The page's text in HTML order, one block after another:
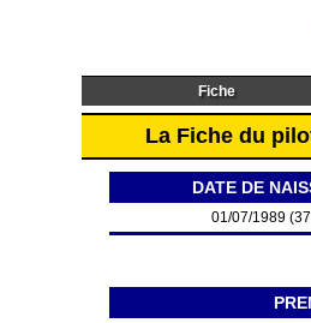
Fiche
La Fiche du
DATE DE
01/07/1989